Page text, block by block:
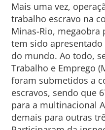
Mais uma vez,
trabalho escravo na
Minas-Rio, megaobra
tem sido
do mundo. Ao todo,
Trabalho e Emprego
foram submetidos a
escravos, sendo que
para a multinacional
demais para outras